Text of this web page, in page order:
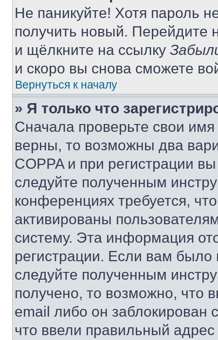
Не паникуйте! Хотя пароль
получить новый. Перейдите
и щёлкните на ссылку
и скоро вы снова сможете
Вернуться к началу
» Я только что
Сначала проверьте свои
верны, то возможны два
COPPA и при регистрации
следуйте полученным
конференциях требуется,
активированы
систему. Эта информация
регистрации. Если вам
следуйте полученным
получено, то возможно, что
email либо он
что ввели правильный адрес